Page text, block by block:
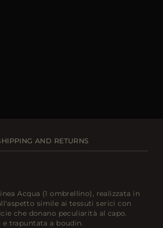
AND RETURNS
Acqua (1 ombrellino), realizzata in
simile ai tessuti serici con
che donano peculiarità al capo.
trapuntata a boudin.